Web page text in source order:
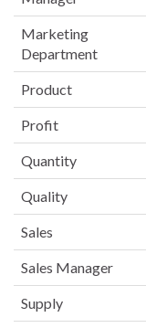
Marketing
Department
Product
Profit
Quantity
Quality
Sales
Sales Manager
Supply